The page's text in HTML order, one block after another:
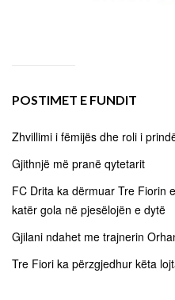
POSTIMET E FUNDIT
Zhvillimi i fëmijës dhe roli i
Gjithnjë më pranë qytetarit
FC Drita ka dërmuar Tre Fiorin
katër gola në pjesëlojën e dytë
Gjilani ndahet me trajnerin
Tre Fiori ka përzgjedhur këta